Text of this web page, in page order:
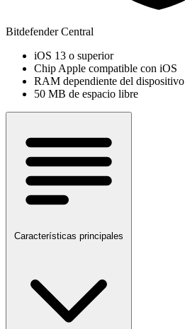
Bitdefender Central
iOS 13 o superior
Chip Apple compatible con iOS
RAM dependiente del dispositivo
50 MB de espacio libre
Características principales